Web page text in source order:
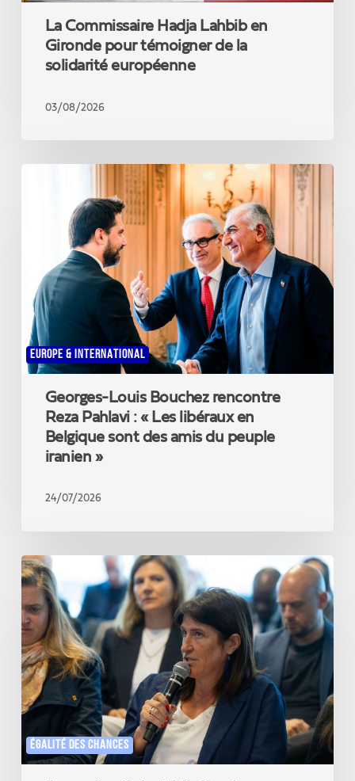
La Commissaire Hadja Lahbib en
Gironde pour témoigner de la
solidarité européenne
03/08/2026
EUROPE & INTERNATIONAL
Bouchez
rencontre
Pahlavi
Les
libéraux
en
Belgique
amis
peuple
Georges-Louis Bouchez rencontre
Reza Pahlavi : « Les libéraux en
Belgique sont des amis du peuple
iranien »
24/07/2026
ÉGALITÉ DES CHANCES
Jacqueline
Galant
l’offensive
pour
sauver
la
radio
dans
les
voitures
neuves